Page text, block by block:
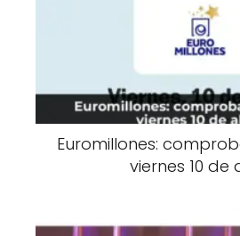
Euromillones:
viernes 10 de